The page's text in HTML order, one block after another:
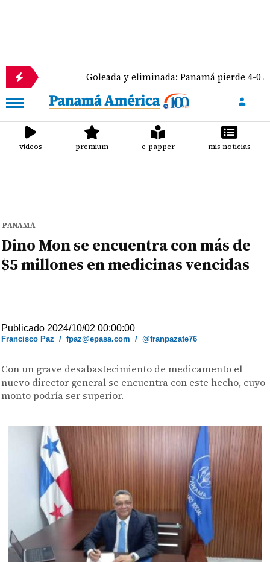
Goleada y eliminada: Panamá pierde 4-0 ante México
videos premium e-papper mis noticias
PANAMÁ
Dino Mon se encuentra con más de
$5 millones en medicinas vencidas
Publicado 2024/10/02 00:00:00
Francisco Paz /fpaz@epasa.com /@franpazate76
Con un grave desabastecimiento de medicamento el
nuevo director general se encuentra con este hecho, cuyo
monto podría ser superior.